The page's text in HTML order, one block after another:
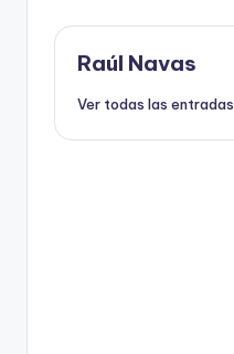
Raúl Navas
Ver todas las entradas